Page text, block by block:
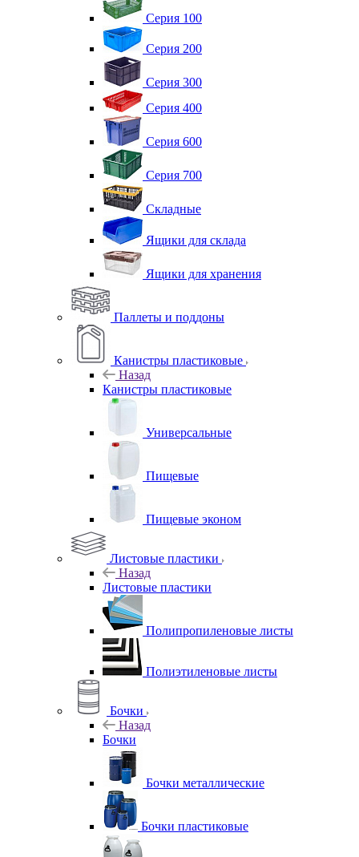
Серия 100
Серия 200
Серия 300
Серия 400
Серия 600
Серия 700
Складные
Ящики для склада
Ящики для хранения
Паллеты и поддоны
Канистры пластиковые
Назад
Канистры пластиковые
Универсальные
Пищевые
Пищевые эконом
Листовые пластики
Назад
Листовые пластики
Полипропиленовые листы
Полиэтиленовые листы
Бочки
Назад
Бочки
Бочки металлические
Бочки пластиковые